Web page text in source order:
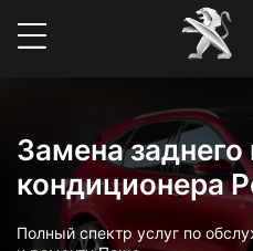
Замена заднего
кондиционера
Полный спектр услуг по